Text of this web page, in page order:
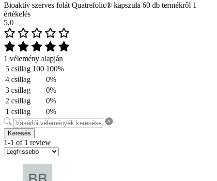
Bioaktív szerves folát Quatrefolic® kapszula 60 db termékről 1
értékelés
5,0
1 vélemény alapján
5 csillag 100 100%
4 csillag
0%
3 csillag
0%
2 csillag
0%
1 csillag
0%
Keresés
1-1 of 1 review